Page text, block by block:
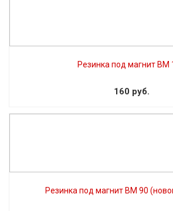
Резинка под магнит BM
160 руб.
Резинка под магнит BM 90